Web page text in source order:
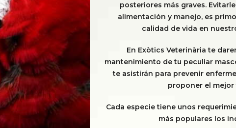
posteriores más graves.
alimentación y manejo, es
calidad de vida en
En Exòtics Veterinària te
mantenimiento de tu peculiar
te asistirán para prevenir
proponer el
Cada especie tiene unos
más populares los